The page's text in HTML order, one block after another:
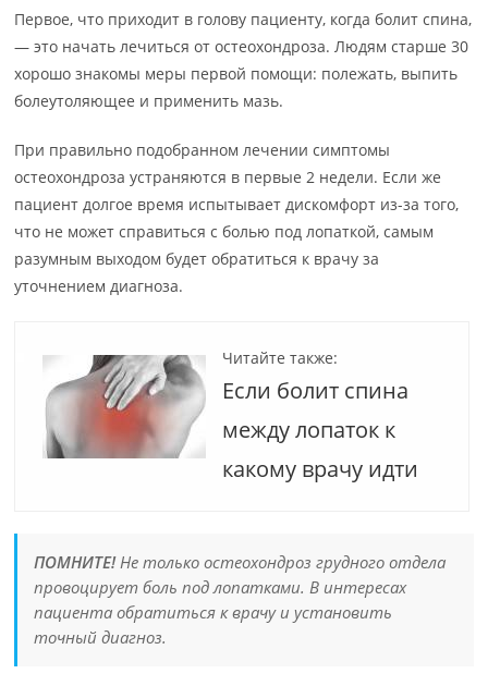
Первое, что приходит в голову пациенту, когда болит спина,
— это начать лечиться от остеохондроза. Людям старше 30
хорошо знакомы меры первой помощи: полежать, выпить
болеутоляющее и применить мазь.
При правильно подобранном лечении симптомы
остеохондроза устраняются в первые 2 недели. Если же
пациент долгое время испытывает дискомфорт из-за того,
что не может справиться с болью под лопаткой, самым
разумным выходом будет обратиться к врачу за
уточнением диагноза.
Читайте также:
Если болит спина
между лопаток к
какому врачу идти
ПОМНИТЕ!Не только остеохондроз грудного отдела
провоцирует боль под лопатками. В интересах
пациента обратиться к врачу и установить
точный диагноз.